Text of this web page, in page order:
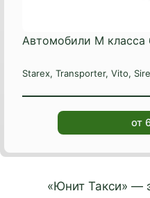
Автомобили М класса
Starex, Transporter, Vito,
от
«Юнит Такси» —